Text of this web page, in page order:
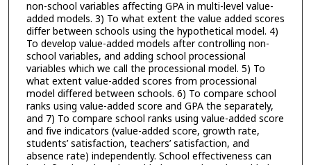
non-school variables affecting GPA in multi-level value-
added models. 3) To what extent the value added scores
differ between schools using the hypothetical model. 4)
To develop value-added models after controlling non-
school variables, and adding school processional
variables which we call the processional model. 5) To
what extent value-added scores from processional
model differed between schools. 6) To compare school
ranks using value-added score and GPA the separately,
and 7) To compare school ranks using value-added score
and five indicators (value-added score, growth rate,
students’ satisfaction, teachers’ satisfaction, and
absence rate) independently. School effectiveness can